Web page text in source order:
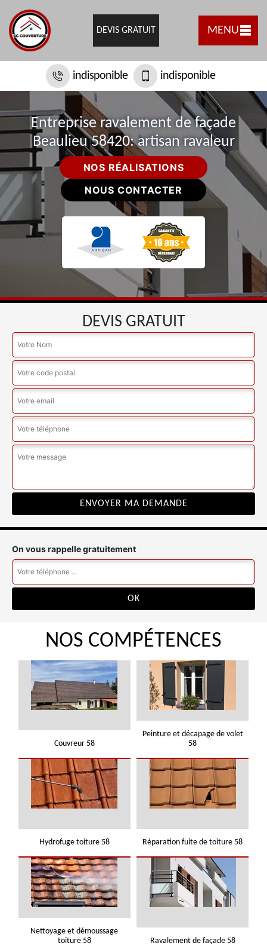
DEVIS GRATUIT MENU
indisponible indisponible
Entreprise ravalement de façade
Beaulieu 58420: artisan ravaleur
NOS RÉALISATIONS
NOUS CONTACTER
DEVIS GRATUIT
On vous rappelle gratuitement
NOS COMPÉTENCES
Couvreur 58
Peinture et décapage de volet
58
Hydrofuge toiture 58 Réparation fuite de toiture 58
Nettoyage et démoussage
toiture 58
Ravalement de façade 58